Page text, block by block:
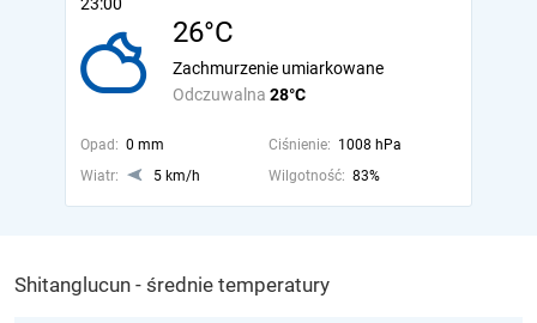
26°C
Odczuwalna 28°C
Zachmurzenie umiarkowane
Opad: 0 mm Ciśnienie: 1008 hPa
Wiatr:
5 km/h Wilgotność: 83%
Shitanglucun - średnie temperatury